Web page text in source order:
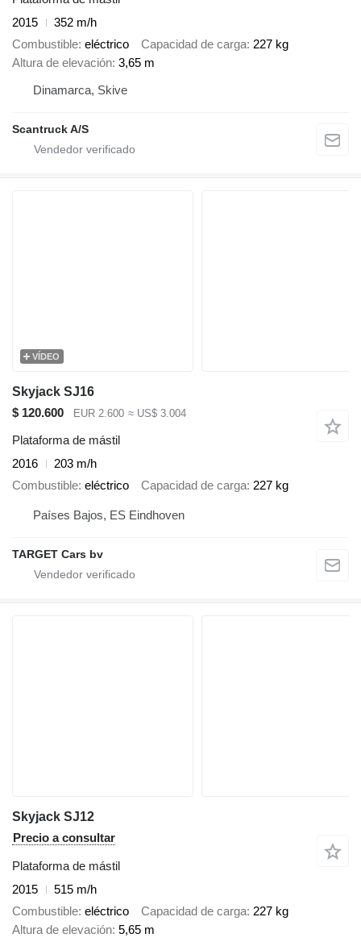
2015
352 m/h
Combustible eléctrico Capacidad de carga 227 kg
Altura de elevación 3,65 m
Dinamarca, Skive
Scantruck A/S
VÍDEO
Skyjack SJ16
$ 120.600
EUR 2.600 ≈ US$ 3.004
Plataforma de mástil
2016
203 m/h
Combustible eléctrico Capacidad de carga 227 kg
Países Bajos, ES Eindhoven
TARGET Cars bv
Skyjack SJ12
Precio a consultar
Plataforma de mástil
2015
515 m/h
Combustible eléctrico Capacidad de carga 227 kg
Altura de elevación 5,65 m